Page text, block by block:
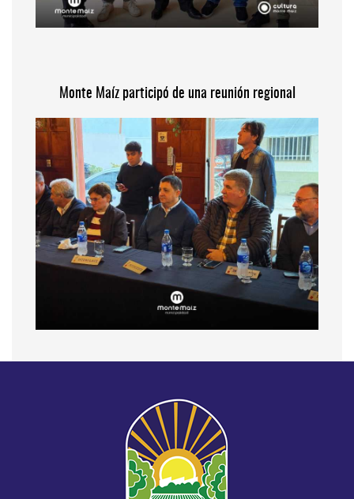
Monte Maíz participó de una reunión regional